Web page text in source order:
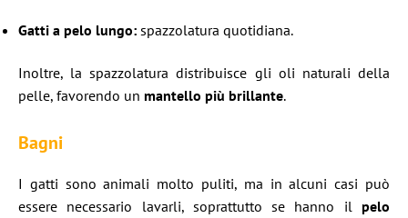
Gatti a pelo lungo: spazzolatura quotidiana.
Inoltre, la spazzolatura distribuisce gli oli naturali della
pelle, favorendo un mantello più brillante.
Bagni
I gatti sono animali molto puliti, ma in alcuni casi può
essere necessario lavarli, soprattutto se hanno il pelo